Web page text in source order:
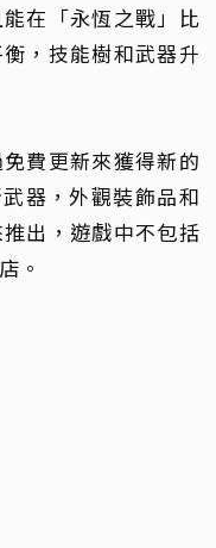
在「永恆之戰」比
，技能樹和武器升
費更新來獲得新的
器，外觀裝飾品和
出，遊戲中不包括
。